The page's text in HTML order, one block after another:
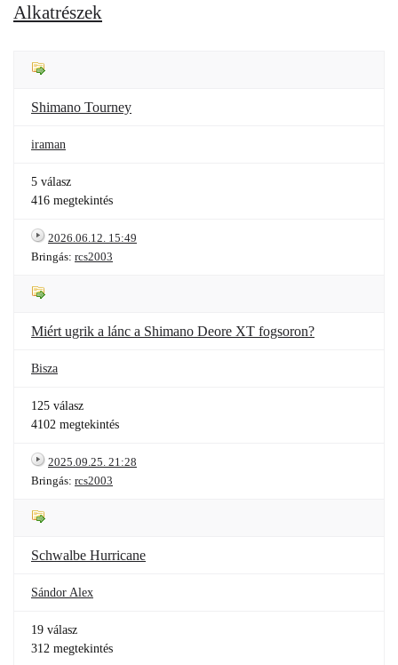
Alkatrészek
Shimano Tourney
iraman
5 válasz
416 megtekintés
2026.06.12. 15:49
Bringás: rcs2003
Miért ugrik a lánc a Shimano Deore XT fogsoron?
Bisza
125 válasz
4102 megtekintés
2025.09.25. 21:28
Bringás: rcs2003
Schwalbe Hurricane
Sándor Alex
19 válasz
312 megtekintés